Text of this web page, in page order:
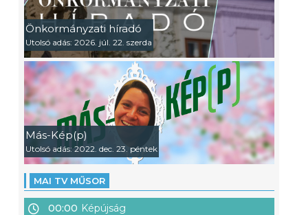
Önkormányzati híradó
Utolsó adás: 2026. júl. 22. szerda
Más-Kép(p)
Utolsó adás: 2022. dec. 23. péntek
MAI TV MŰSOR
00:00 Képújság